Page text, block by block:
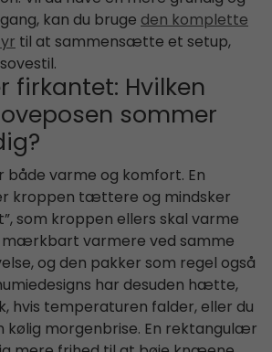
kan du brugeden komplette
til at sammensætte et setup,
firkantet: Hvilken
sommer
både varme og komfort. En
kroppen tættere og mindsker
som kroppen ellers skal varme
mærkbart varmere ved samme
og den pakker som regel også
har desuden hætte,
hvis temperaturen falder, eller du
morgenbrise. En rektangulær